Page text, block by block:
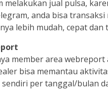
melakukan jual pulsa,
anda bisa
lebih mudah, cepat dan
member area
bisa memantau
per tanggal/bulan